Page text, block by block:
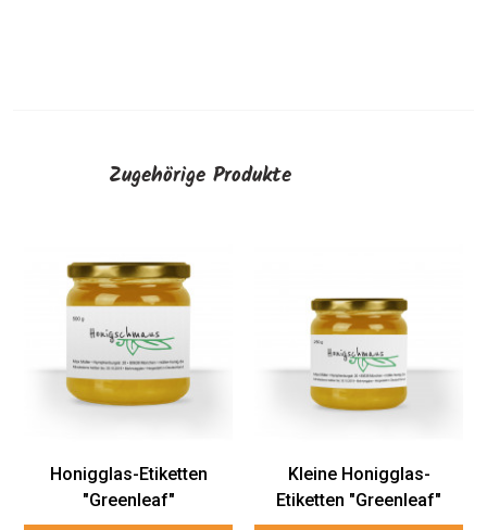
Zugehörige Produkte
Honigetiketten "Poppy"
AUSWÄHLEN